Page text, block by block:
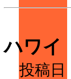
ハワイ
投稿日